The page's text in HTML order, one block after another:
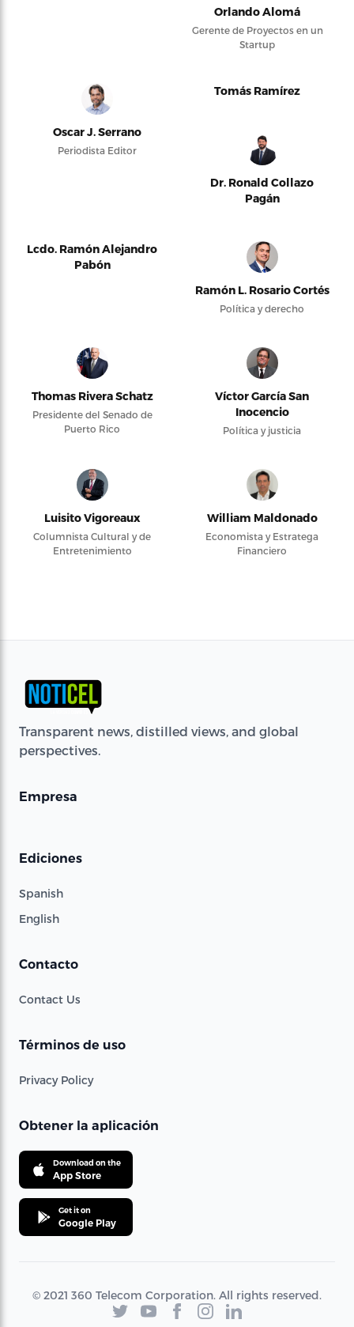
Orlando Alomá
Gerente de Proyectos en un
Startup
Oscar J. Serrano
Periodista Editor
Tomás Ramírez
Dr. Ronald Collazo
Pagán
Lcdo. Ramón Alejandro
Pabón
Ramón L. Rosario Cortés
Política y derecho
Thomas Rivera Schatz
Presidente del Senado de
Puerto Rico
Víctor García San
Inocencio
Política y justicia
Luisito Vigoreaux
Columnista Cultural y de
Entretenimiento
William Maldonado
Economista y Estratega
Financiero
Transparent news, distilled views, and global
perspectives.
Empresa
Ediciones
Spanish
English
Contacto
Contact Us
Términos de uso
Privacy Policy
Obtener la aplicación
Download on the
App Store
Get it on
Google Play
© 2021 360 Telecom Corporation. All rights reserved.